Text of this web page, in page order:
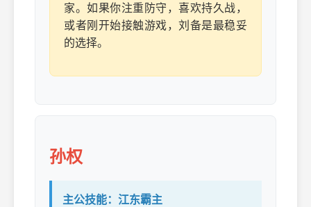
家。如果你注重防守，喜欢持久战，
或者刚开始接触游戏，刘备是最稳妥
的选择。
孙权
主公技能：江东霸主